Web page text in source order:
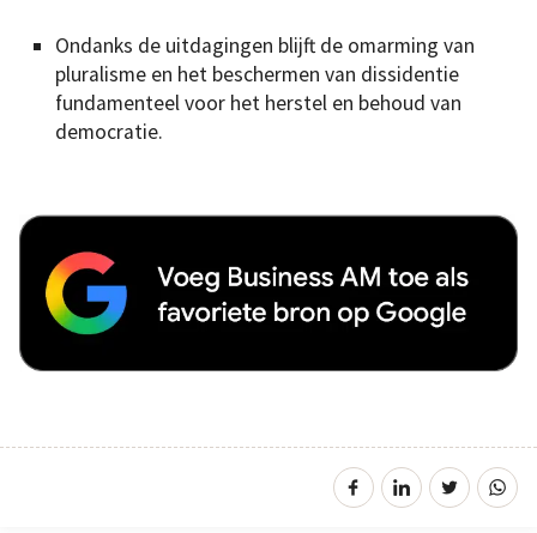
Ondanks de uitdagingen blijft de omarming van
pluralisme en het beschermen van dissidentie
fundamenteel voor het herstel en behoud van
democratie.